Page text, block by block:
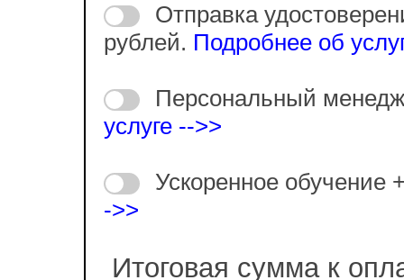
Отправка
рублей. Подробнее об
Персональный
услуге -->>
Ускоренное обучение
->>
Итоговая сумма к